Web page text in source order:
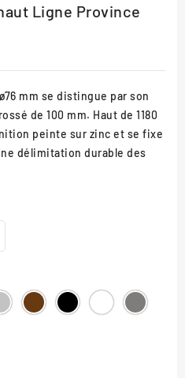
Ligne Province
mm se distingue par son
de 100 mm. Haut de 1180
peinte sur zinc et se fixe
délimitation durable des
RAL
7044
RAL
8017
RAL
9005
RAL
9010
Gris
Procity